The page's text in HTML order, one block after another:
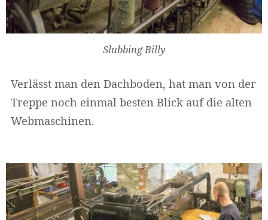
Slubbing Billy
Verlässt man den Dachboden, hat man von der
Treppe noch einmal besten Blick auf die alten
Webmaschinen.